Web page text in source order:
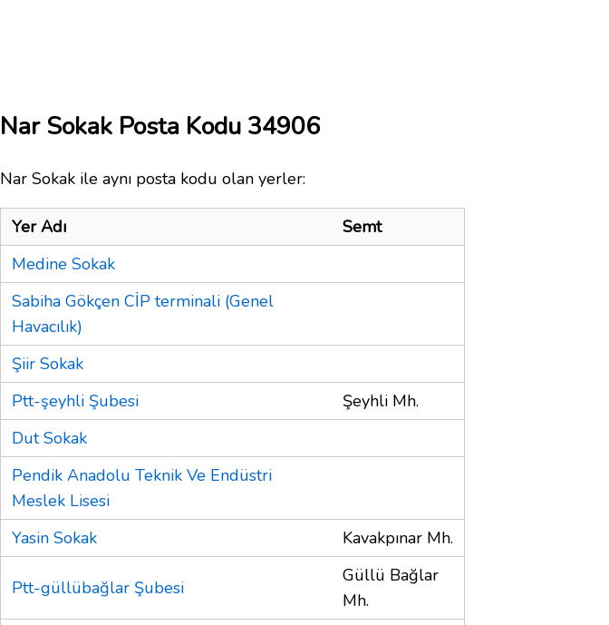
Nar Sokak Posta Kodu 34906
Nar Sokak ile aynı posta kodu olan yerler:
Yer Adı
Semt
Medine Sokak
Sabiha Gökçen CİP terminali (Genel
Havacılık)
Şiir Sokak
Ptt-şeyhli Şubesi
Şeyhli Mh.
Dut Sokak
Pendik Anadolu Teknik Ve Endüstri
Meslek Lisesi
Yasin Sokak
Kavakpınar Mh.
Ptt-güllübağlar Şubesi
Güllü Bağlar
Mh.